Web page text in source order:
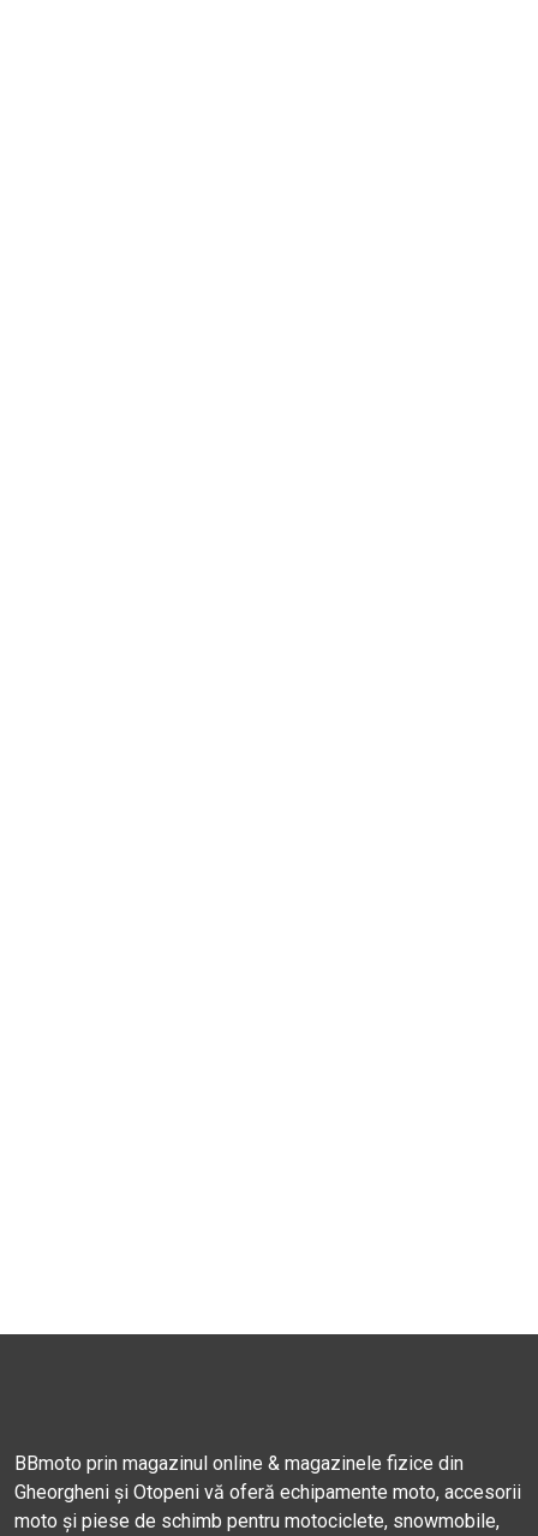
BBmoto prin magazinul online & magazinele fizice din
Gheorgheni și Otopeni vă oferă echipamente moto, accesorii
moto și piese de schimb pentru motociclete, snowmobile,